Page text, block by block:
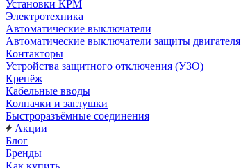
Установки КРМ
Электротехника
Автоматические выключатели
Автоматические выключатели защиты двигателя
Контакторы
Устройства защитного отключения (УЗО)
Крепёж
Кабельные вводы
Колпачки и заглушки
Быстроразъёмные соединения
Акции
Блог
Бренды
Как купить